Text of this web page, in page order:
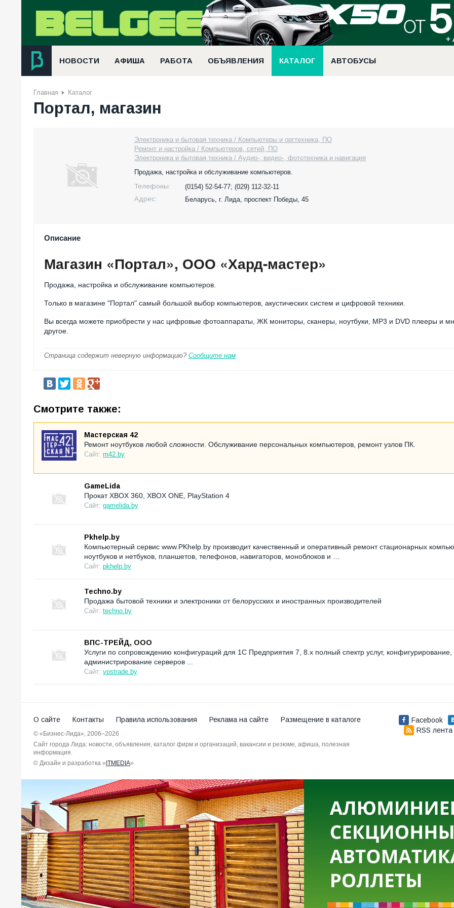
НОВОСТИ АФИША РАБОТА ОБЪЯВЛЕНИЯ КАТАЛОГ АВТОБУСЫ
Главная Каталог
Портал, магазин
Электроника и бытовая техника / Компьютеры и оргтехника, ПО
Ремонт и настройка / Компьютеров, сетей, ПО
Электроника и бытовая техника / Аудио-, видео-, фототехника и навигация
Продажа, настройка и обслуживание компьютеров.
Телефоны:
(0154) 52-54-77; (029) 112-32-11
Адрес:
Беларусь, г. Лида, проспект Победы, 45
Описание
Магазин «Портал», ООО «Хард-мастер»
Продажа, настройка и обслуживание компьютеров.
Только в магазине "Портал" самый большой выбор компьютеров, акустических систем и цифровой техники.
Вы всегда можете приобрести у нас цифровые фотоаппараты, ЖК мониторы, сканеры, ноутбуки, MP3 и DVD плееры и
другое.
Страница содержит неверную информацию? Сообщите нам
Смотрите также:
Мастерская 42
Ремонт ноутбуков любой сложности. Обслуживание персональных компьютеров, ремонт узлов ПК.
Сайт: m42.by
GameLida
Прокат XBOX 360, XBOX ONE, PlayStation 4
Сайт: gamelida.by
Pkhelp.by
Компьютерный сервис www.PKhelp.by производит качественный и оперативный ремонт стационарных
ноутбуков и нетбуков, планшетов, телефонов, навигаторов, моноблоков и …
Сайт: pkhelp.by
Techno.by
Продажа бытовой техники и электроники от белорусских и иностранных производителей
Сайт: techno.by
ВПС-ТРЕЙД, ООО
Услуги по сопровождению конфигураций для 1С Предприятия 7, 8.x полный спектр услуг, конфигурирование,
администрирование серверов ...
Сайт: vpstrade.by
О сайте Контакты Правила использования Реклама на сайте Размещение в каталоге
© «Бизнес-Лида», 2006–2026
Сайт города Лида: новости, объявления, каталог фирм и организаций, вакансии и резюме, афиша, полезная
информация.
© Дизайн и разработка « ITMEDIA»
Facebook
RSS лента